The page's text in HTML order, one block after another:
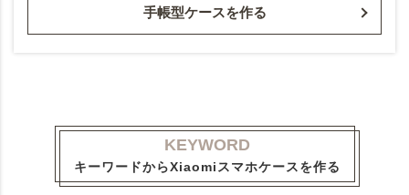
手帳型ケースを作る
KEYWORD
キーワードからXiaomiスマホケースを作る